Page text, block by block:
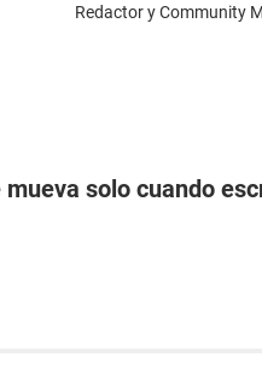
Redactor y Community
solo cuando